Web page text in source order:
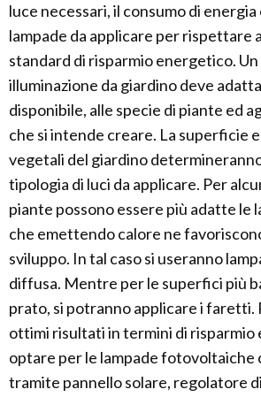
luce necessari, il consumo di
lampade da applicare per rispettare
standard di risparmio energetico.
illuminazione da giardino deve
disponibile, alle specie di piante ed
che si intende creare. La superficie
vegetali del giardino
tipologia di luci da applicare. Per
piante possono essere più adatte le
che emettendo calore ne
sviluppo. In tal caso si useranno
diffusa. Mentre per le superfici più
prato, si potranno applicare i
ottimi risultati in termini di risparmio
optare per le lampade fotovoltaiche
tramite pannello solare, regolatore